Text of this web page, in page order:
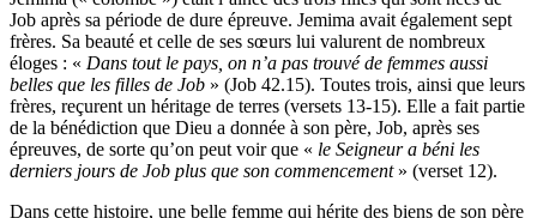
Job après sa période de dure épreuve. Jemima avait également sept
frères. Sa beauté et celle de ses sœurs lui valurent de nombreux
éloges : « Dans tout le pays, on n’a pas trouvé de femmes aussi
belles que les filles de Job » (Job 42.15). Toutes trois, ainsi que leurs
frères, reçurent un héritage de terres (versets 13-15). Elle a fait partie
de la bénédiction que Dieu a donnée à son père, Job, après ses
épreuves, de sorte qu’on peut voir que « le Seigneur a béni les
derniers jours de Job plus que son commencement» (verset 12).
Dans cette histoire, une belle femme qui hérite des biens de son père